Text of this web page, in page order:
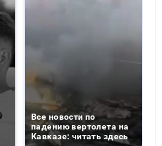
Все новости по
падению вертолета на
Кавказе: читать здесь